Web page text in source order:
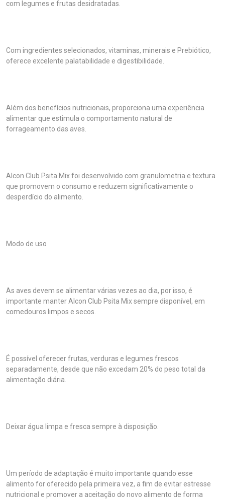
com legumes e frutas desidratadas.
Com ingredientes selecionados, vitaminas, minerais e Prebiótico,
oferece excelente palatabilidade e digestibilidade.
Além dos benefícios nutricionais, proporciona uma experiência
alimentar que estimula o comportamento natural de
forrageamento das aves.
Alcon Club Psita Mix foi desenvolvido com granulometria e textura
que promovem o consumo e reduzem significativamente o
desperdício do alimento.
Modo de uso
As aves devem se alimentar várias vezes ao dia, por isso, é
importante manter Alcon Club Psita Mix sempre disponível, em
comedouros limpos e secos.
É possível oferecer frutas, verduras e legumes frescos
separadamente, desde que não excedam 20% do peso total da
alimentação diária.
Deixar água limpa e fresca sempre à disposição.
Um período de adaptação é muito importante quando esse
alimento for oferecido pela primeira vez, a fim de evitar estresse
nutricional e promover a aceitação do novo alimento de forma